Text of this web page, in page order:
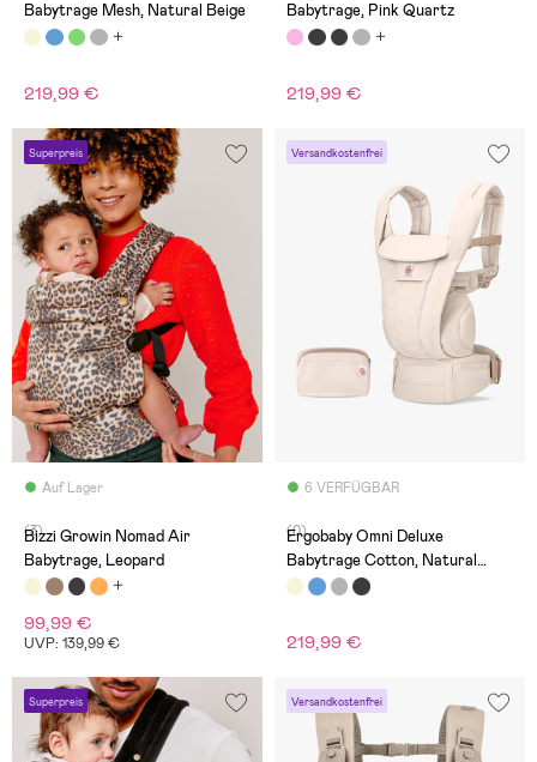
Babytrage Mesh, Natural Beige
219,99 €
Babytrage, Pink Quartz
219,99 €
Superpreis
Auf Lager
(3)
Bizzi Growin Nomad Air
Babytrage, Leopard
99,99 €
UVP: 139,99 €
Versandkostenfrei
6 VERFÜGBAR
(0)
Ergobaby Omni Deluxe
Babytrage Cotton, Natural
Beige
219,99 €
Superpreis Versandkostenfrei